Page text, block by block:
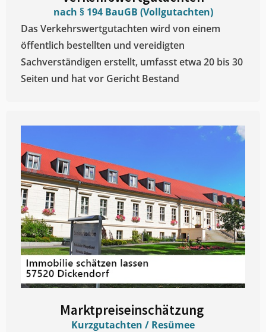
nach § 194 BauGB (Vollgutachten)
Das Verkehrswertgutachten wird von einem
öffentlich bestellten und vereidigten
Sachverständigen erstellt, umfasst etwa 20 bis 30
Seiten und hat vor Gericht Bestand
Marktpreiseinschätzung ​
Kurzgutachten / Resümee